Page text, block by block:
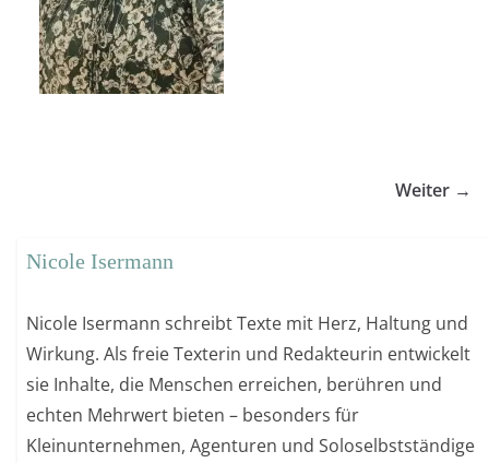
Weiter →
Nicole Isermann
Nicole Isermann schreibt Texte mit Herz, Haltung und
Wirkung. Als freie Texterin und Redakteurin entwickelt
sie Inhalte, die Menschen erreichen, berühren und
echten Mehrwert bieten – besonders für
Kleinunternehmen, Agenturen und Soloselbstständige